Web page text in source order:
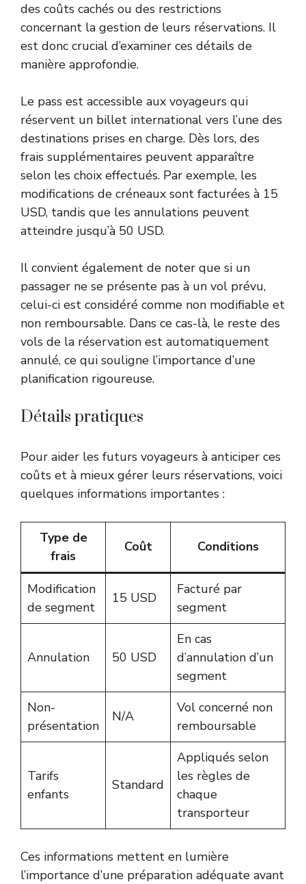
des coûts cachés ou des restrictions
concernant la gestion de leurs réservations. Il
est donc crucial d’examiner ces détails de
manière approfondie.
Le pass est accessible aux voyageurs qui
réservent un billet international vers l’une des
destinations prises en charge. Dès lors, des
frais supplémentaires peuvent apparaître
selon les choix effectués. Par exemple, les
modifications de créneaux sont facturées à 15
USD, tandis que les annulations peuvent
atteindre jusqu’à 50 USD.
Il convient également de noter que si un
passager ne se présente pas à un vol prévu,
celui-ci est considéré comme non modifiable et
non remboursable. Dans ce cas-là, le reste des
vols de la réservation est automatiquement
annulé, ce qui souligne l’importance d’une
planification rigoureuse.
Détails pratiques
Pour aider les futurs voyageurs à anticiper ces
coûts et à mieux gérer leurs réservations, voici
quelques informations importantes :
Type de
frais
Coût Conditions
Modification
de segment
15 USD
Facturé par
segment
Annulation 50 USD
En cas
d’annulation d’un
segment
Non-
présentation
N/A
Vol concerné non
remboursable
Tarifs
enfants
Standard
Appliqués selon
les règles de
chaque
transporteur
Ces informations mettent en lumière
l’importance d’une préparation adéquate avant